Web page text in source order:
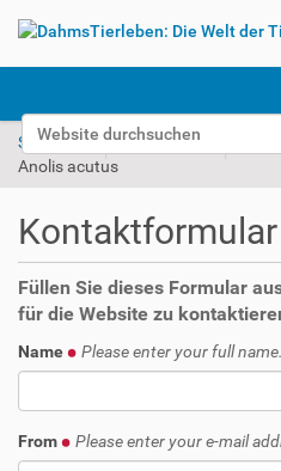
Website durchsuchen
Erweiterte Suche…
k
Startseite Unterwegs
Anolis acutus
Kontaktformular
Füllen Sie dieses Formular
für die Website zu
Name Please enter your full name.
From Please enter your e-mail